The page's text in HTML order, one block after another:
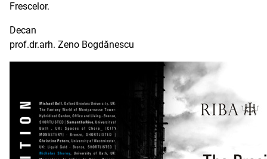
Frescelor.
Decan
prof.dr.arh. Zeno Bogdănescu